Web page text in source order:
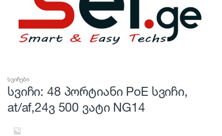
სვიჩები
სვიჩი: 48 პორტიანი PoE სვიჩი,
at/af,24ვ 500 ვატი NG14